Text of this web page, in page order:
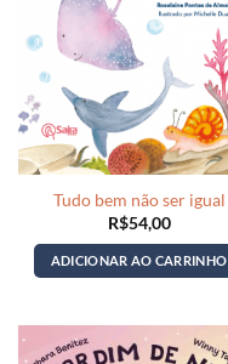
Tudo bem não ser igual
R$54,00
ADICIONAR AO CARRINHO